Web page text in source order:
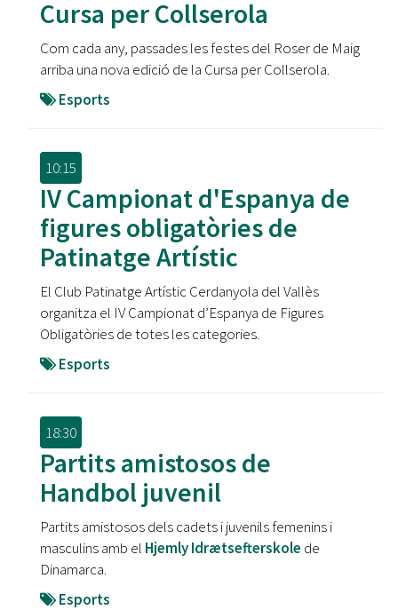
Cursa per Collserola
Com cada any, passades les festes del Roser de Maig
arriba una nova edició de la Cursa per Collserola.
Esports
10:15
IV Campionat d'Espanya de
figures obligatòries de
Patinatge Artístic
El Club Patinatge Artístic Cerdanyola del Vallès
organitza el IV Campionat d’Espanya de Figures
Obligatòries de totes les categories.
Esports
18:30
Partits amistosos de
Handbol juvenil
Partits amistosos dels cadets i juvenils femenins i
masculins amb el Hjemly Idrætsefterskole de
Dinamarca.
Esports